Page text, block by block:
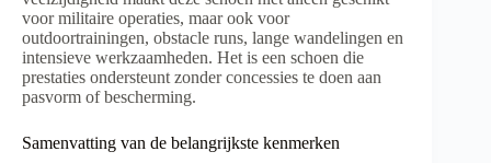
voor militaire operaties, maar ook voor
outdoortrainingen, obstacle runs, lange wandelingen en
intensieve werkzaamheden. Het is een schoen die
prestaties ondersteunt zonder concessies te doen aan
pasvorm of bescherming.
Samenvatting van de belangrijkste kenmerken